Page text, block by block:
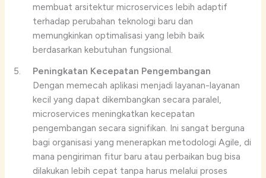
membuat arsitektur microservices lebih adaptif
terhadap perubahan teknologi baru dan
memungkinkan optimalisasi yang lebih baik
berdasarkan kebutuhan fungsional.
Peningkatan Kecepatan Pengembangan
Dengan memecah aplikasi menjadi layanan-layanan
kecil yang dapat dikembangkan secara paralel,
microservices meningkatkan kecepatan
pengembangan secara signifikan. Ini sangat berguna
bagi organisasi yang menerapkan metodologi Agile, di
mana pengiriman fitur baru atau perbaikan bug bisa
dilakukan lebih cepat tanpa harus melalui proses